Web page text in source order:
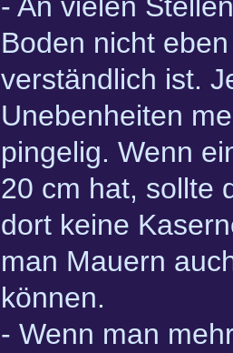
Boden nicht
verständlich ist.
Unebenheiten
pingelig. Wenn
20 cm hat, sollte
dort keine
man Mauern
können.
- Wenn man